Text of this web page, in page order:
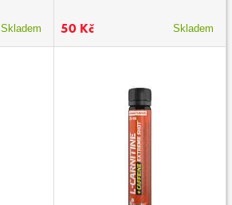
Skladem 50 Kč Skladem